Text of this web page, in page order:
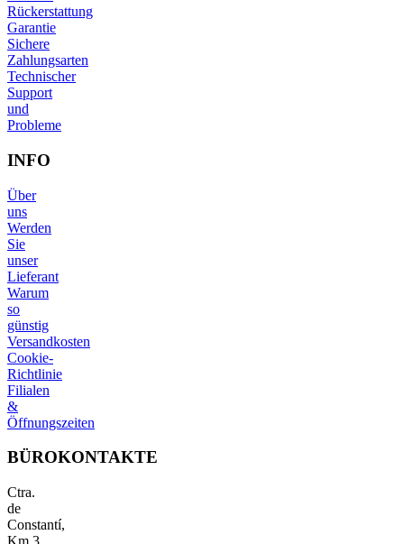
Rückerstattung
Garantie
Sichere
Zahlungsarten
Technischer
Support
und
Probleme
INFO
Über
uns
Werden
Sie
unser
Lieferant
Warum
so
günstig
Versandkosten
Cookie-
Richtlinie
Filialen
&
Öffnungszeiten
BÜROKONTAKTE
Ctra.
de
Constantí,